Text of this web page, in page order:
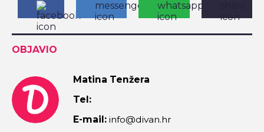
OBJAVIO
Matina Tenžera
Tel:
E-mail: info@divan.hr